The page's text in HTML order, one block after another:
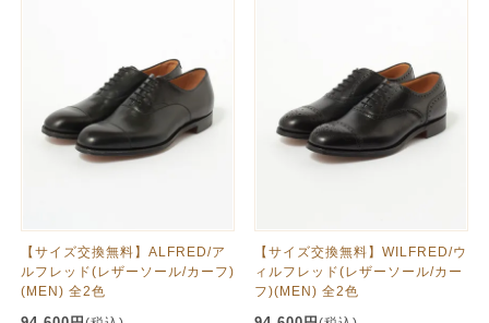
【サイズ交換無料】ALFRED/ア
ルフレッド(レザーソール/カーフ)
(MEN) 全2色
【サイズ交換無料】WILFRED/ウ
ィルフレッド(レザーソール/カー
フ)(MEN) 全2色